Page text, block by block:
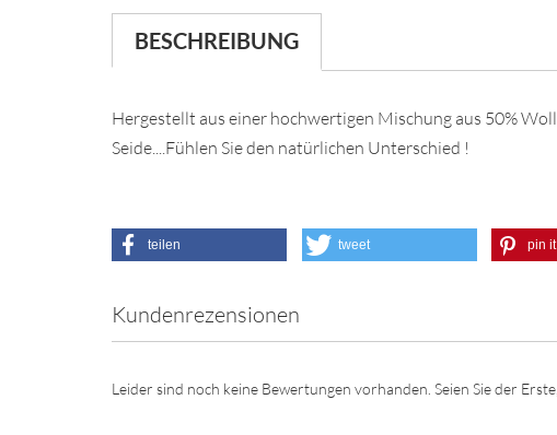
BESCHREIBUNG
Hergestellt aus einer hochwertigen Mischung aus 50%
Seide....Fühlen Sie den natürlichen Unterschied !
teilen tweet pin it
Kundenrezensionen
Leider sind noch keine Bewertungen vorhanden. Seien Sie der